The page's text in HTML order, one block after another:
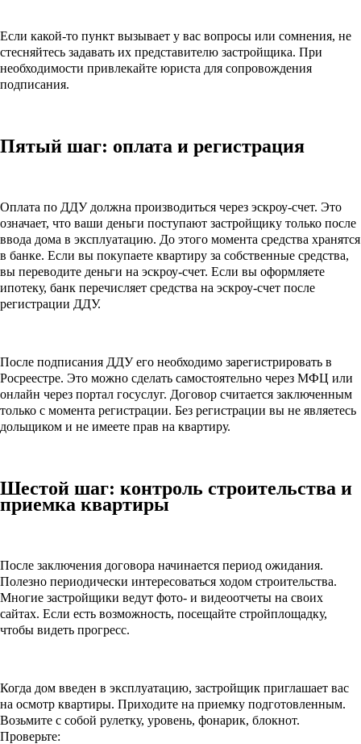
Если какой-то пункт вызывает у вас вопросы или сомнения, не
стесняйтесь задавать их представителю застройщика. При
необходимости привлекайте юриста для сопровождения
подписания.
Пятый шаг: оплата и регистрация
Оплата по ДДУ должна производиться через эскроу-счет. Это
означает, что ваши деньги поступают застройщику только после
ввода дома в эксплуатацию. До этого момента средства хранятся
в банке. Если вы покупаете квартиру за собственные средства,
вы переводите деньги на эскроу-счет. Если вы оформляете
ипотеку, банк перечисляет средства на эскроу-счет после
регистрации ДДУ.
После подписания ДДУ его необходимо зарегистрировать в
Росреестре. Это можно сделать самостоятельно через МФЦ или
онлайн через портал госуслуг. Договор считается заключенным
только с момента регистрации. Без регистрации вы не являетесь
дольщиком и не имеете прав на квартиру.
Шестой шаг: контроль строительства и
приемка квартиры
После заключения договора начинается период ожидания.
Полезно периодически интересоваться ходом строительства.
Многие застройщики ведут фото- и видеоотчеты на своих
сайтах. Если есть возможность, посещайте стройплощадку,
чтобы видеть прогресс.
Когда дом введен в эксплуатацию, застройщик приглашает вас
на осмотр квартиры. Приходите на приемку подготовленным.
Возьмите с собой рулетку, уровень, фонарик, блокнот.
Проверьте: